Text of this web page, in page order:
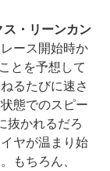
・リーンカン
レース開始時か
とを予想して
るたびに速さ
態でのスピー
抜かれるだろ
ヤが温まり始
もちろん、